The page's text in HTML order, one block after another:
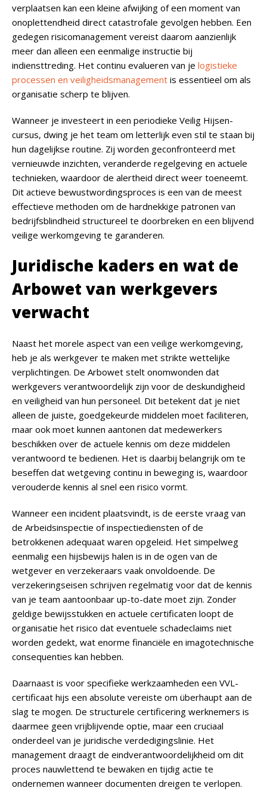
verplaatsen kan een kleine afwijking of een moment van
onoplettendheid direct catastrofale gevolgen hebben. Een
gedegen risicomanagement vereist daarom aanzienlijk
meer dan alleen een eenmalige instructie bij
indiensttreding. Het continu evalueren van je logistieke
processen en veiligheidsmanagement is essentieel om als
organisatie scherp te blijven.
Wanneer je investeert in een periodieke Veilig Hijsen-
cursus, dwing je het team om letterlijk even stil te staan bij
hun dagelijkse routine. Zij worden geconfronteerd met
vernieuwde inzichten, veranderde regelgeving en actuele
technieken, waardoor de alertheid direct weer toeneemt.
Dit actieve bewustwordingsproces is een van de meest
effectieve methoden om de hardnekkige patronen van
bedrijfsblindheid structureel te doorbreken en een blijvend
veilige werkomgeving te garanderen.
Juridische kaders en wat de
Arbowet van werkgevers
verwacht
Naast het morele aspect van een veilige werkomgeving,
heb je als werkgever te maken met strikte wettelijke
verplichtingen. De Arbowet stelt onomwonden dat
werkgevers verantwoordelijk zijn voor de deskundigheid
en veiligheid van hun personeel. Dit betekent dat je niet
alleen de juiste, goedgekeurde middelen moet faciliteren,
maar ook moet kunnen aantonen dat medewerkers
beschikken over de actuele kennis om deze middelen
verantwoord te bedienen. Het is daarbij belangrijk om te
beseffen dat wetgeving continu in beweging is, waardoor
verouderde kennis al snel een risico vormt.
Wanneer een incident plaatsvindt, is de eerste vraag van
de Arbeidsinspectie of inspectiediensten of de
betrokkenen adequaat waren opgeleid. Het simpelweg
eenmalig een hijsbewijs halen is in de ogen van de
wetgever en verzekeraars vaak onvoldoende. De
verzekeringseisen schrijven regelmatig voor dat de kennis
van je team aantoonbaar up-to-date moet zijn. Zonder
geldige bewijsstukken en actuele certificaten loopt de
organisatie het risico dat eventuele schadeclaims niet
worden gedekt, wat enorme financiële en imagotechnische
consequenties kan hebben.
Daarnaast is voor specifieke werkzaamheden een VVL-
certificaat hijs een absolute vereiste om überhaupt aan de
slag te mogen. De structurele certificering werknemers is
daarmee geen vrijblijvende optie, maar een cruciaal
onderdeel van je juridische verdedigingslinie. Het
management draagt de eindverantwoordelijkheid om dit
proces nauwlettend te bewaken en tijdig actie te
ondernemen wanneer documenten dreigen te verlopen.